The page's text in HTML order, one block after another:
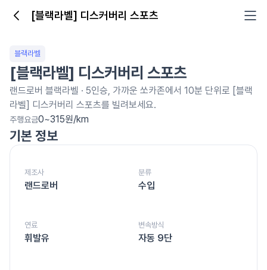
[블랙라벨] 디스커버리 스포츠
블랙라벨
[블랙라벨] 디스커버리 스포츠
[블랙라벨] 디스커버리 스포츠
랜드로버 블랙라벨 · 5인승, 가까운 쏘카존에서 10분 단위로 [블랙
라벨] 디스커버리 스포츠를 빌려보세요.
주행요금0~315원/km
기본 정보
제조사
랜드로버
분류
수입
연료
휘발유
변속방식
자동 9단